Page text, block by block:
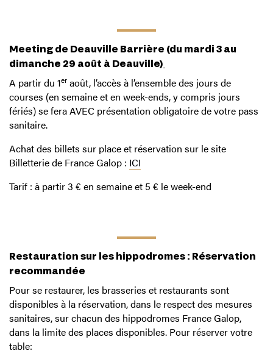
Meeting de Deauville Barrière (du mardi 3 au
dimanche 29 août à Deauville)
A partir du 1er août, l’accès à l’ensemble des jours de
courses (en semaine et en week-ends, y compris jours
fériés) se fera AVEC présentation obligatoire de votre pass
sanitaire.
Achat des billets sur place et réservation sur le site
Billetterie de France Galop : ICI
Tarif : à partir 3 € en semaine et 5 € le week-end
Restauration sur les hippodromes : Réservation
recommandée
Pour se restaurer, les brasseries et restaurants sont
disponibles à la réservation, dans le respect des mesures
sanitaires, sur chacun des hippodromes France Galop,
dans la limite des places disponibles. Pour réserver votre
table: